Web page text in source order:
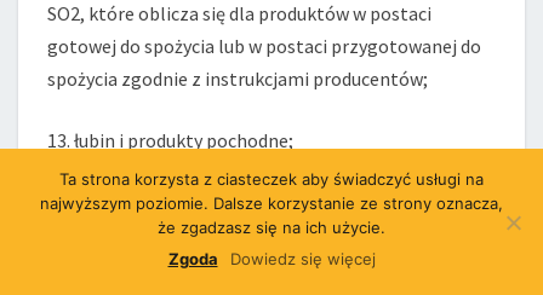
SO2, które oblicza się dla produktów w postaci
gotowej do spożycia lub w postaci przygotowanej do
spożycia zgodnie z instrukcjami producentów;
13. łubin i produkty pochodne;
14. mięczaki i produkty pochodne.
Możliwości prezentacji alergenów na etykiecie
Ta strona korzysta z ciasteczek aby świadczyć usługi na
najwyższym poziomie. Dalsze korzystanie ze strony oznacza,
że zgadzasz się na ich użycie.
Zgoda
Dowiedz się więcej
AI